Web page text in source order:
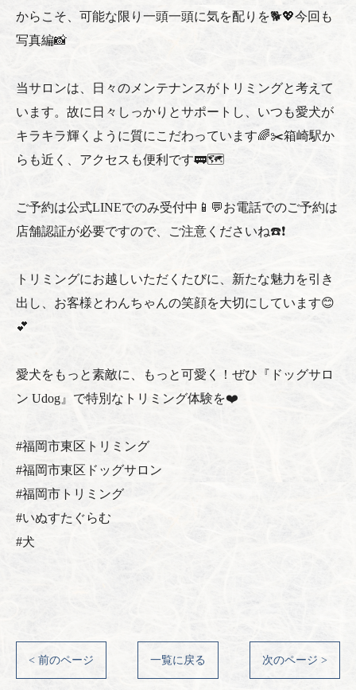
からこそ、可能な限り一頭一頭に気を配りを🐕💖今回も
写真編📸
当サロンは、日々のメンテナンスがトリミングと考えて
います。故に日々しっかりとサポートし、いつも愛犬が
キラキラ輝くように質にこだわっています🌈✂️箱崎駅か
らも近く、アクセスも便利です🚃🗺️
ご予約は公式LINEでのみ受付中📱💬お電話でのご予約は
店舗認証が必要ですので、ご注意くださいね☎️❗️
トリミングにお越しいただくたびに、新たな魅力を引き
出し、お客様とわんちゃんの笑顔を大切にしています😊
💕
愛犬をもっと素敵に、もっと可愛く！ぜひ『ドッグサロ
ン Udog』で特別なトリミング体験を❤️
#福岡市東区トリミング
#福岡市東区ドッグサロン
#福岡市トリミング
#いぬすたぐらむ
#犬
< 前のページ 一覧に戻る 次のページ >